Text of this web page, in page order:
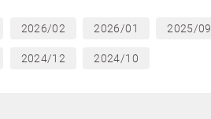
2026/02 2026/01 2025/09
2024/12 2024/10